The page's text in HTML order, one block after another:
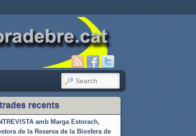
SEARCH
recents
amb Marga Estorach,
de la Reserva de la Biosfera de